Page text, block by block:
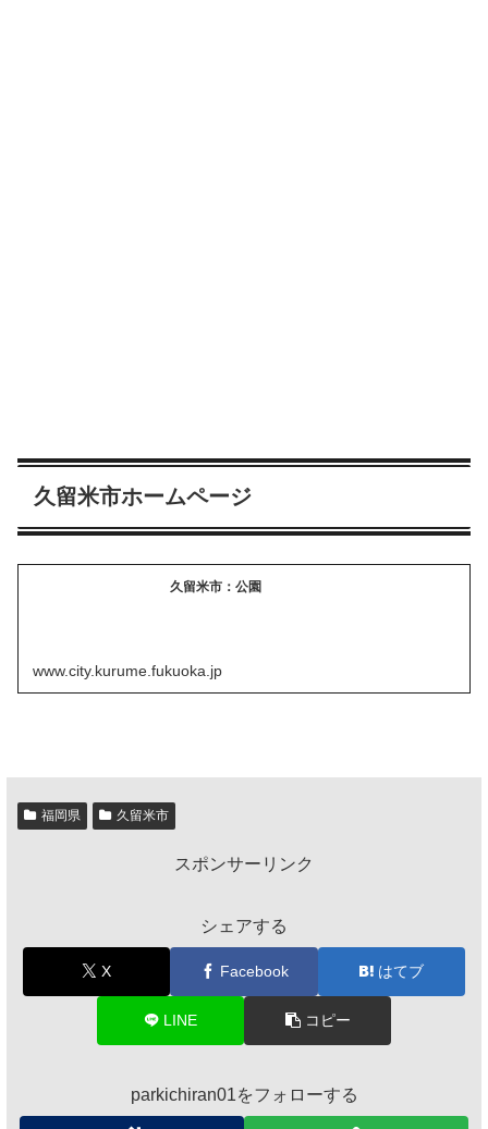
久留米市ホームページ
久留米市：公園
www.city.kurume.fukuoka.jp
福岡県 久留米市
スポンサーリンク
シェアする
X Facebook はてブ
LINE コピー
parkichiran01をフォローする